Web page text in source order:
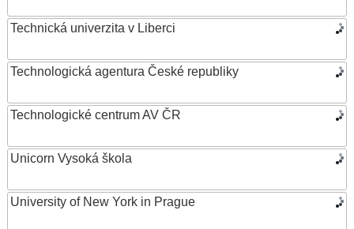
Technická univerzita v Liberci
Technologická agentura České republiky
Technologické centrum AV ČR
Unicorn Vysoká škola
University of New York in Prague